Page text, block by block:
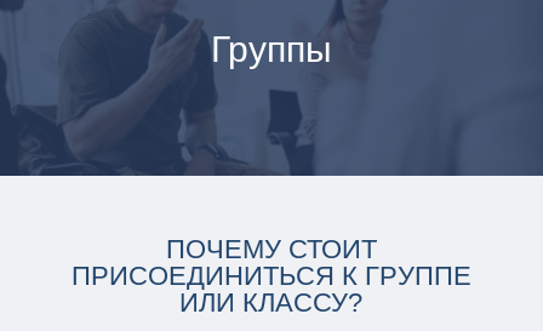
Группы
ПОЧЕМУ СТОИТ
ПРИСОЕДИНИТЬСЯ К ГРУППЕ
ИЛИ КЛАССУ?